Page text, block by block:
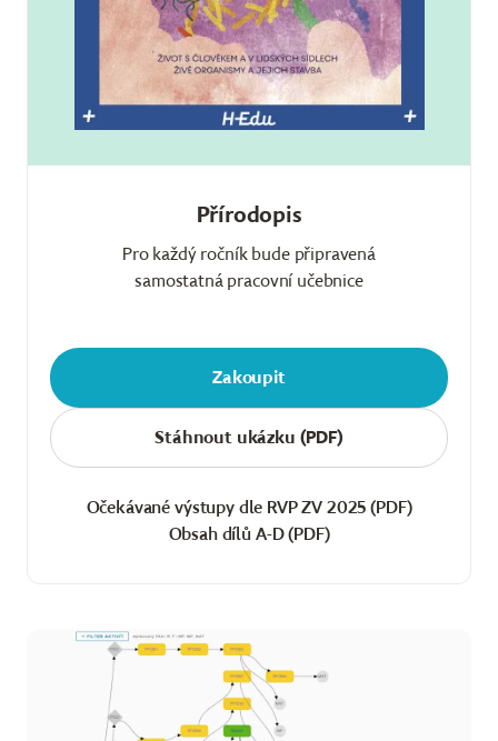
Přírodopis
Pro každý ročník bude připravená
samostatná pracovní učebnice
Zakoupit
Stáhnout ukázku (PDF)
Očekávané výstupy dle RVP ZV 2025 (PDF)
Obsah dílů A-D (PDF)